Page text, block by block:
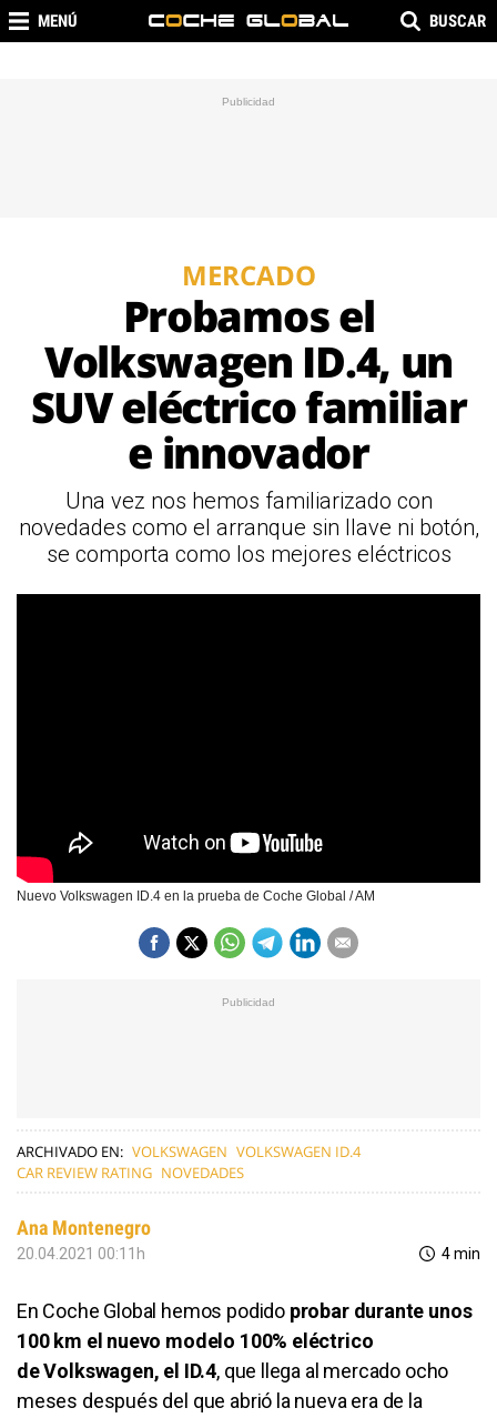
MENÚ BUSCAR
MERCADO
Probamos el
Volkswagen ID.4, un
SUV eléctrico familiar
e innovador
Una vez nos hemos familiarizado con
novedades como el arranque sin llave ni botón,
se comporta como los mejores eléctricos
Nuevo Volkswagen ID.4 en la prueba de Coche Global / AM
ARCHIVADO EN: VOLKSWAGEN VOLKSWAGEN ID.4
CAR REVIEW RATING NOVEDADES
Ana Montenegro
20.04.2021 00:11h 4 min
En Coche Global hemos podido probar durante unos
100 km el nuevo modelo 100% eléctrico
de Volkswagen, el ID.4, que llega al mercado ocho
meses después del que abrió la nueva era de la